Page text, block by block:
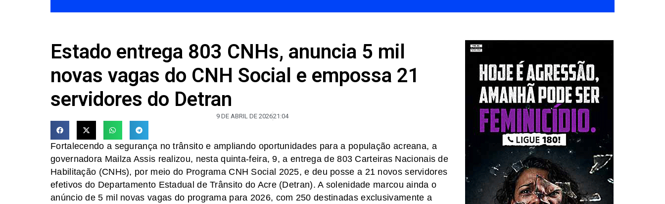
Estado entrega 803 CNHs, anuncia 5 mil
novas vagas do CNH Social e empossa 21
servidores do Detran
9 DE ABRIL DE 202621:04
Fortalecendo a segurança no trânsito e ampliando oportunidades para a população acreana, a
governadora Mailza Assis realizou, nesta quinta-feira, 9, a entrega de 803 Carteiras Nacionais de
Habilitação (CNHs), por meio do Programa CNH Social 2025, e deu posse a 21 novos servidores
efetivos do Departamento Estadual de Trânsito do Acre (Detran). A solenidade marcou ainda o
anúncio de 5 mil novas vagas do programa para 2026, com 250 destinadas exclusivamente a